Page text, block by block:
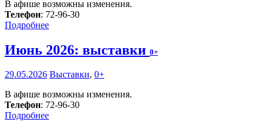
В афише возможны изменения.
Телефон: 72-96-30
Подробнее
Июнь 2026: выставки 0+
29.05.2026 Выставки, 0+
В афише возможны изменения.
Телефон: 72-96-30
Подробнее